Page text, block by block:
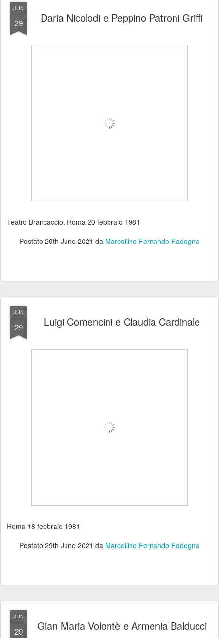
JUN
29 Daria Nicolodi e Peppino Patroni Griffi
Teatro Brancaccio. Roma 20 febbraio 1981
Postato 29th June 2021 da Marcellino Fernando Radogna
JUN
29 Luigi Comencini e Claudia Cardinale
Roma 18 febbraio 1981
Postato 29th June 2021 da Marcellino Fernando Radogna
JUN
29 Gian Maria Volontè e Armenia Balducci